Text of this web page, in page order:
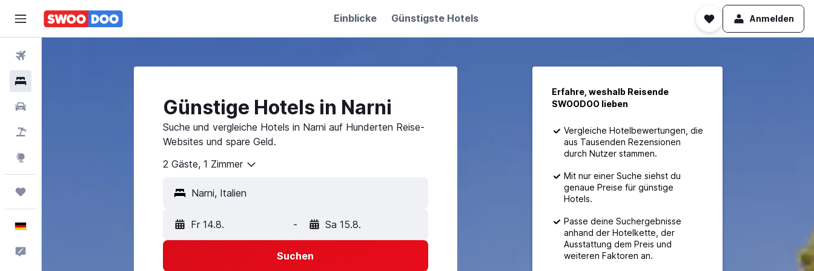
Einblicke Günstigste Hotels Anmelden
Günstige Hotels in Narni
Suche und vergleiche Hotels in Narni auf Hunderten Reise-
Websites und spare Geld.
2 Gäste, 1 Zimmer
Narni, Italien
Fr 14.8. - Sa 15.8.
Suchen
Erfahre, weshalb Reisende
SWOODOO lieben
Vergleiche Hotelbewertungen, die
aus Tausenden Rezensionen
durch Nutzer stammen.
Mit nur einer Suche siehst du
genaue Preise für günstige
Hotels.
Passe deine Suchergebnisse
anhand der Hotelkette, der
Ausstattung dem Preis und
weiteren Faktoren an.